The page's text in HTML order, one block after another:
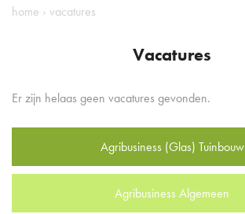
home › vacatures
Vacatures
Er zijn helaas geen vacatures gevonden.
Agribusiness (Glas) Tuinbouw
Agribusiness Algemeen